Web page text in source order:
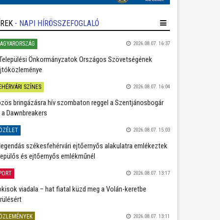
- NAPI HÍRÖSSZEFOGLALÓ
2026.08.07. 16:37
Önkormányzatok Országos Szövetségének
SZÍNES 2026.08.07. 16:04
bringázásra hív szombaton reggel a Szentjánosbogár
Dawnbreakers
2026.08.07. 15:03
székesfehérvári ejtőernyős alakulatra emlékeztek
és ejtőernyős emlékműnél
2026.08.07. 13:17
viadala – hat fiatal küzd meg a Volán-keretbe
2026.08.07. 13:11